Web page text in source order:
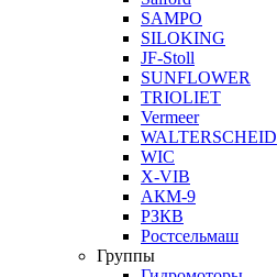
SAMPO
SILOKING
JF-Stoll
SUNFLOWER
TRIOLIET
Vermeer
WALTERSCHEID
WIC
X-VIB
АКМ-9
РЗКВ
Ростсельмаш
Группы